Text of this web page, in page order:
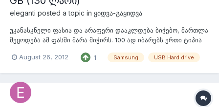
eleganti posted a topic in ყიდვა-გაყიდვა
უკანასკნელი ფასია და არაფერი დააკლდება ბიჭებო, მართლა
მეცოდება ამ ფასში მარა მიჭირს. 100 ად იბარებს ერთი ტიპია
თავისი ტყავის ჩასადებიც მოჰყვება. 571 537 521 გიორგი
August 26, 2012 1 Samsung USB Hard drive